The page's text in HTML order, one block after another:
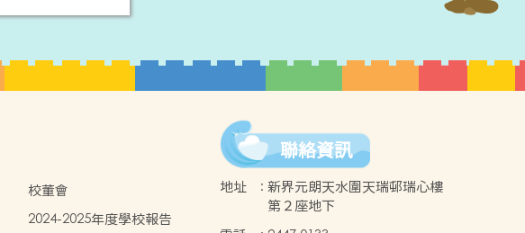
校董會
2024-2025年度學校報告
聯絡資訊
地址 : 新界元朗天水圍天瑞邨瑞心樓
第２座地下